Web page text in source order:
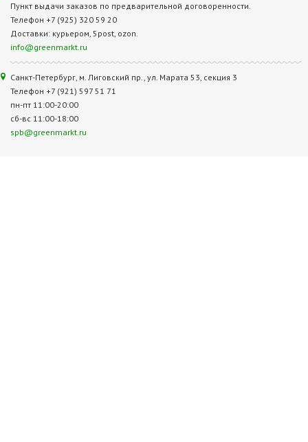
Пункт выдачи заказов по предварительной договоренности.
Телефон +7 (925) 320 59 20
Доставки: курьером, 5post, ozon.
info@greenmarkt.ru
Санкт-Петербург, м. Лиговский пр., ул. Марата 53, секция 3
Телефон +7 (921) 597 51 71
пн-пт 11:00-20:00
сб-вс 11:00-18:00
spb@greenmarkt.ru